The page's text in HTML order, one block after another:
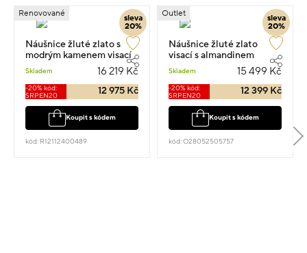
sleva
20%
Renovované
Náušnice žluté zlato s
modrým kamenem visací
Skladem 16 219 Kč
-20% kód:
SRPEN20
12 975 Kč
Koupit s kódem
kód: R12112400489
sleva
20%
Outlet
Náušnice žluté zlato
visací s almandinem
osazené zirkony 2cm 4.1g
Skladem 15 499 Kč
-20% kód:
SRPEN20
12 399 Kč
Koupit s kódem
kód: O28052505757